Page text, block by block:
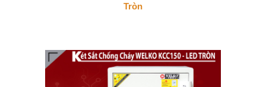
Tròn